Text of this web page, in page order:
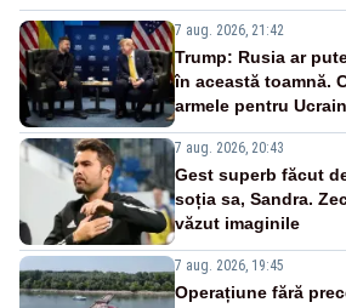
7 aug. 2026, 21:42
Trump: Rusia ar
în această toamnă.
armele pentru
7 aug. 2026, 20:43
Gest superb făcut
soția sa, Sandra.
văzut imaginile
7 aug. 2026, 19:45
Operațiune fără